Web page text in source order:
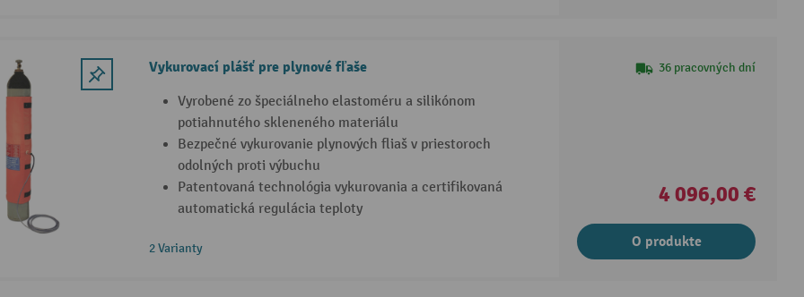
Vykurovací plášť pre plynové fľaše
Vyrobené zo špeciálneho elastoméru a silikónom
potiahnutého skleneného materiálu
Bezpečné vykurovanie plynových fliaš v priestoroch
odolných proti výbuchu
Patentovaná technológia vykurovania a certifikovaná
automatická regulácia teploty
2 Varianty
36 pracovných dní
4 096,00 €
O produkte